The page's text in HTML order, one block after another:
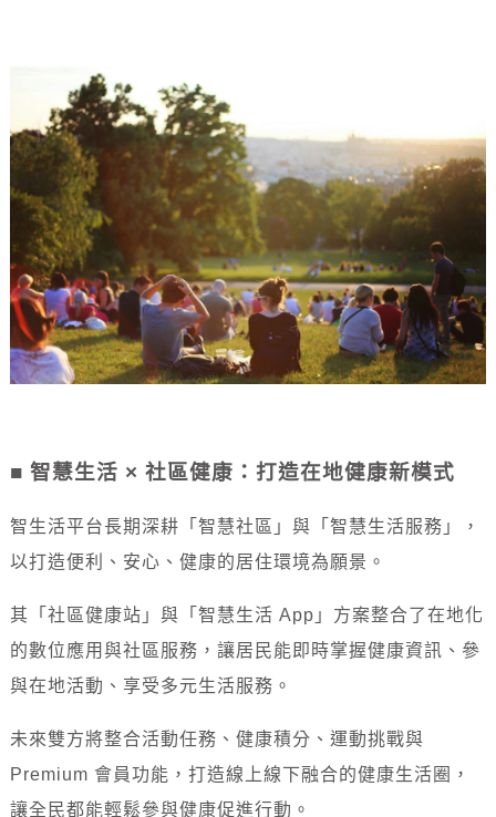
■ 智慧生活 × 社區健康：打造在地健康新模式
智生活平台長期深耕「智慧社區」與「智慧生活服務」，
以打造便利、安心、健康的居住環境為願景。
其「社區健康站」與「智慧生活 App」方案整合了在地化
的數位應用與社區服務，讓居民能即時掌握健康資訊、參
與在地活動、享受多元生活服務。
未來雙方將整合活動任務、健康積分、運動挑戰與
Premium 會員功能，打造線上線下融合的健康生活圈，
讓全民都能輕鬆參與健康促進行動。